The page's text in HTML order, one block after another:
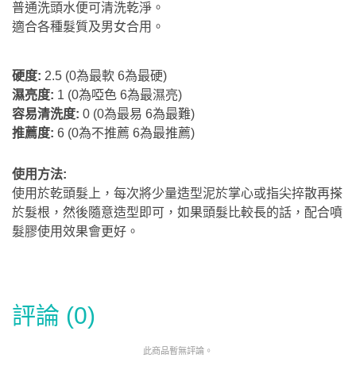
普通洗頭水便可清洗乾淨。
適合各種髮質及男女合用。
硬度: 2.5 (0為最軟 6為最硬)
濕亮度: 1 (0為啞色 6為最濕亮)
容易清洗度: 0 (0為最易 6為最難)
推薦度: 6 (0為不推薦 6為最推薦)
使用方法:
使用於乾頭髮上，每次將少量造型泥於掌心或指尖捽散再搽
於髮根，然後隨意造型即可，如果頭髮比較長的話，配合噴
髮膠使用效果會更好。
評論 (0)
此商品暫無評論。